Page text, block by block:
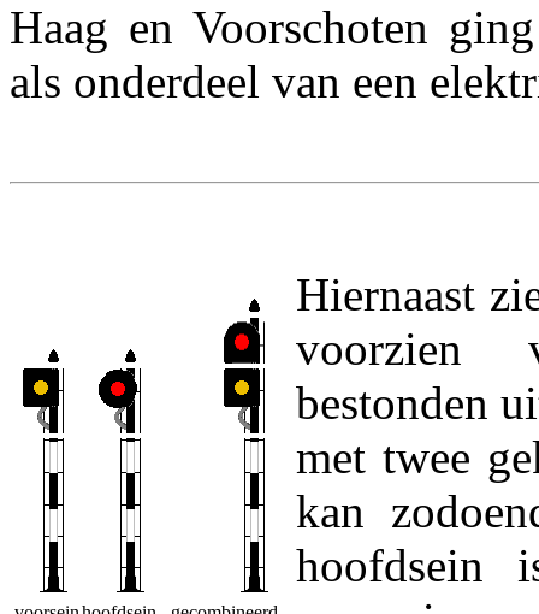
Haag en Voorschoten
als onderdeel van een
Hiernaast
voorzien
bestonden
met twee
kan
hoofdsein